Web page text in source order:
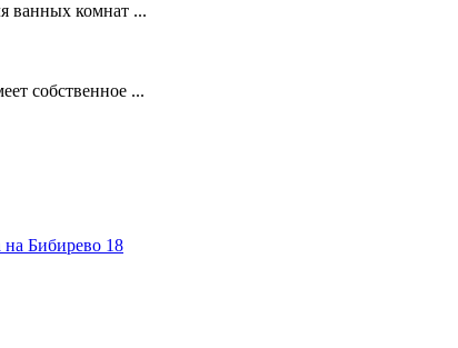
ванных комнат ...
собственное ...
на Бибирево 18